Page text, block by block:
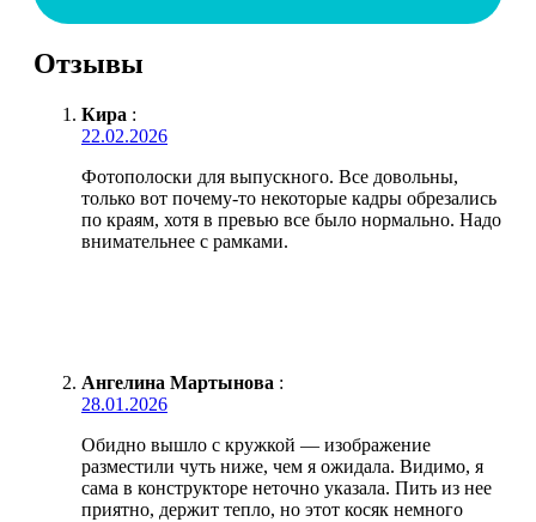
Отзывы
Кира :
22.02.2026
Фотополоски для выпускного. Все довольны,
только вот почему-то некоторые кадры обрезались
по краям, хотя в превью все было нормально. Надо
внимательнее с рамками.
Ангелина Мартынова :
28.01.2026
Обидно вышло с кружкой — изображение
разместили чуть ниже, чем я ожидала. Видимо, я
сама в конструкторе неточно указала. Пить из нее
приятно, держит тепло, но этот косяк немного